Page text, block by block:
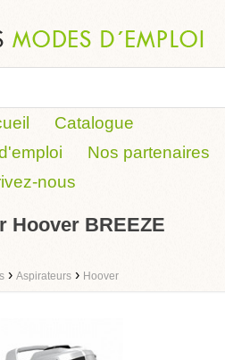
Catalogue
Nos partenaires
nous
Hoover BREEZE
› Aspirateurs › Hoover